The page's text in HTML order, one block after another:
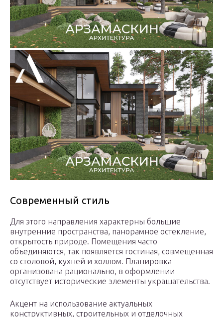
Современный стиль
Для этого направления характерны большие
внутренние пространства, панорамное остекление,
открытость природе. Помещения часто
объединяются, так появляется гостиная, совмещенная
со столовой, кухней и холлом. Планировка
организована рационально, в оформлении
отсутствует исторические элементы украшательства.
Акцент на использование актуальных
конструктивных, строительных и отделочных